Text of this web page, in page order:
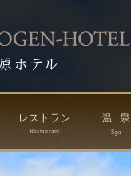
レストラン
Restaurant
温 泉
Spa